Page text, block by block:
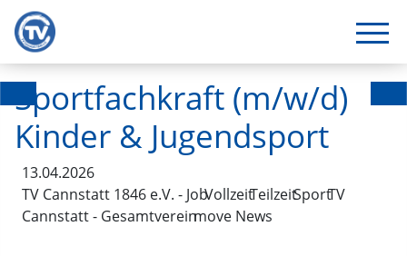
Sportfachkraft (m/w/d)
Kinder & Jugendsport
13.04.2026
TV Cannstatt 1846 e.V. - JobVollzeitTeilzeitSportTV
Cannstatt - Gesamtvereinmove News